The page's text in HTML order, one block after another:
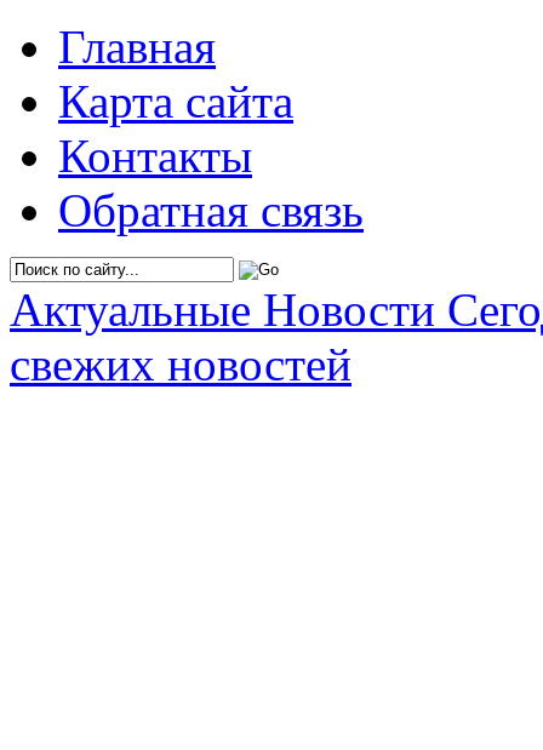
Главная
Карта сайта
Контакты
Обратная связь
Актуальные Новости
свежих новостей